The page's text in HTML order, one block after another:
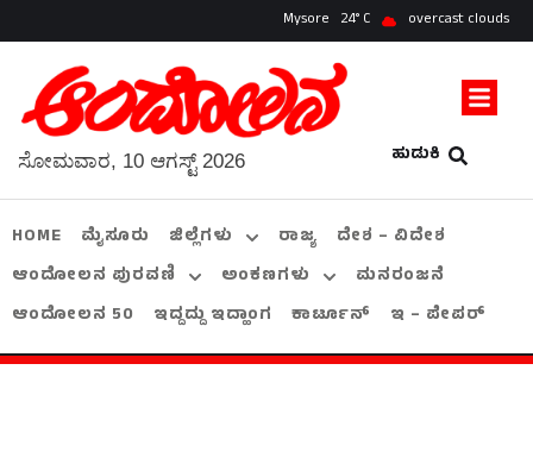
Mysore 24 overcast clouds
ಹುಡುಕಿ
ಸೋಮವಾರ, 10 ಆಗಸ್ಟ್ 2026
HOME ಮೈಸೂರು ಜಿಲ್ಲೆಗಳು ರಾಜ್ಯ
ದೇಶ – ವಿದೇಶ
ಆಂದೋಲನ ಪುರವಣಿ
ಅಂಕಣಗಳು
ಮನರಂಜನೆ
ಆಂದೋಲನ 50
ಇದ್ದದ್ದು ಇದ್ಹಾಂಗ ಕಾರ್ಟೂನ್ ಇ – ಪೇಪರ್